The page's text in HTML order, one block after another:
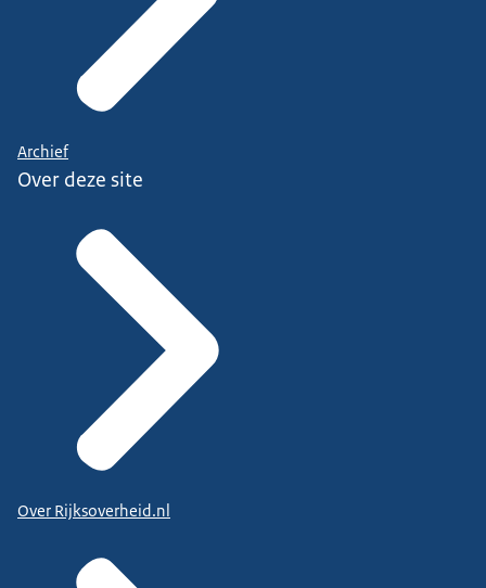
Archief
Over deze site
Over Rijksoverheid.nl